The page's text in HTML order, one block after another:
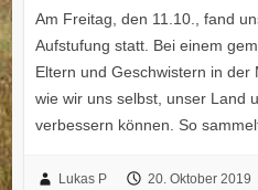
Am Freitag, den 11.10., fand
Aufstufung statt. Bei einem
Eltern und Geschwistern in der
wie wir uns selbst, unser Land
verbessern können. So
Lukas P 20. Oktober 2019